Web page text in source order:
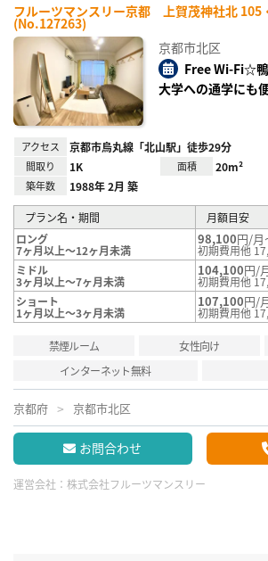
フルーツマンスリー京都 上賀茂神社北 105
(No.127263)
京都市北区
Free Wi-Fi☆
大学への通学にも
アクセス 京都市烏丸線「北山駅」徒歩29分
間取り 1K 面積 20m²
築年数 1988年 2月 築
プラン名・期間
月額目安
ロング
7ヶ月以上～12ヶ月未満
98,100円/月
初期費用他
ミドル
3ヶ月以上～7ヶ月未満
104,100円/
初期費用他
ショート
1ヶ月以上～3ヶ月未満
107,100円/
初期費用他
禁煙ルーム 女性向け
インターネット無料
京都府 京都市北区
お問合わせ
運営会社： 株式会社フルーツマンスリー